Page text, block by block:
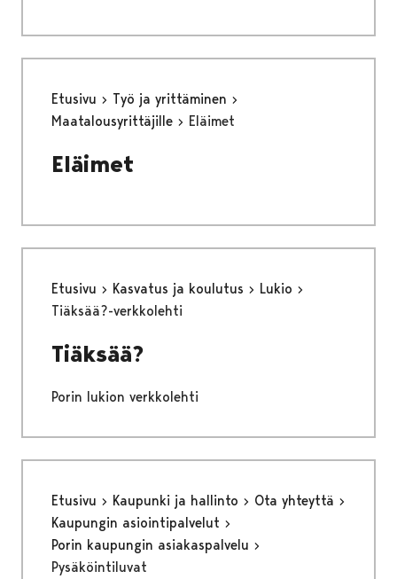
Etusivu
Työ ja yrittäminen
Maatalousyrittäjille
Eläimet
Eläimet
Etusivu Kasvatus ja koulutus
Lukio
Tiäksää?-verkkolehti
Tiäksää?
Porin lukion verkkolehti
Etusivu Kaupunki ja hallinto
Ota yhteyttä
Kaupungin asiointipalvelut
Porin kaupungin asiakaspalvelu
Pysäköintiluvat